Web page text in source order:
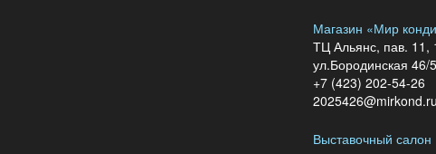
Магазин «Мир
ТЦ Альянс, пав. 11,
ул.Бородинская 46/
+7 (423) 202-54-26
2025426@mirkond.ru
Выставочный